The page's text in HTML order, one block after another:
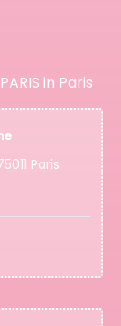
in Paris
Paris